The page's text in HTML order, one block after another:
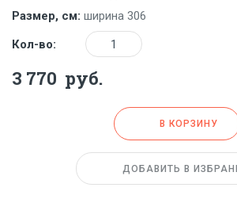
Размер, см: ширина 306
Кол-во:
Количество
3 770 руб.
В КОРЗИНУ
ДОБАВИТЬ В